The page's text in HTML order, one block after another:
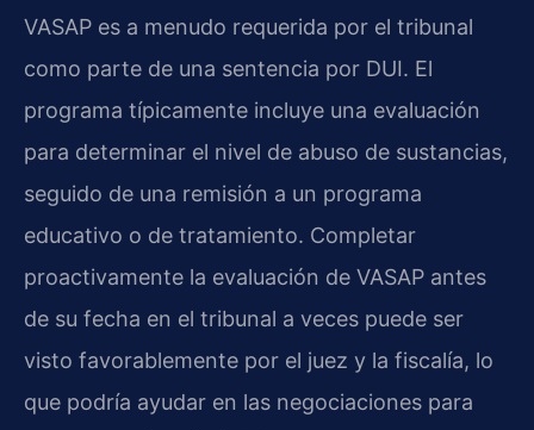
VASAP es a menudo requerida por el tribunal
como parte de una sentencia por DUI. El
programa típicamente incluye una evaluación
para determinar el nivel de abuso de sustancias,
seguido de una remisión a un programa
educativo o de tratamiento. Completar
proactivamente la evaluación de VASAP antes
de su fecha en el tribunal a veces puede ser
visto favorablemente por el juez y la fiscalía, lo
que podría ayudar en las negociaciones para